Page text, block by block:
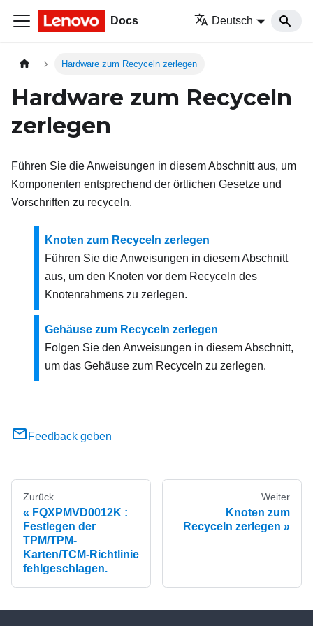
Docs Deutsch
Hardware zum Recyceln zerlegen
Hardware zum Recyceln
zerlegen
Führen Sie die Anweisungen in diesem Abschnitt aus, um
Komponenten entsprechend der örtlichen Gesetze und
Vorschriften zu recyceln.
Knoten zum Recyceln zerlegen
Führen Sie die Anweisungen in diesem Abschnitt
aus, um den Knoten vor dem Recyceln des
Knotenrahmens zu zerlegen.
Gehäuse zum Recyceln zerlegen
Folgen Sie den Anweisungen in diesem Abschnitt,
um das Gehäuse zum Recyceln zu zerlegen.
Feedback geben
Zurück
FQXPMVD0012K :
Festlegen der
TPM/TPM-
Karten/TCM-Richtlinie
fehlgeschlagen.
Weiter
Knoten zum
Recyceln zerlegen